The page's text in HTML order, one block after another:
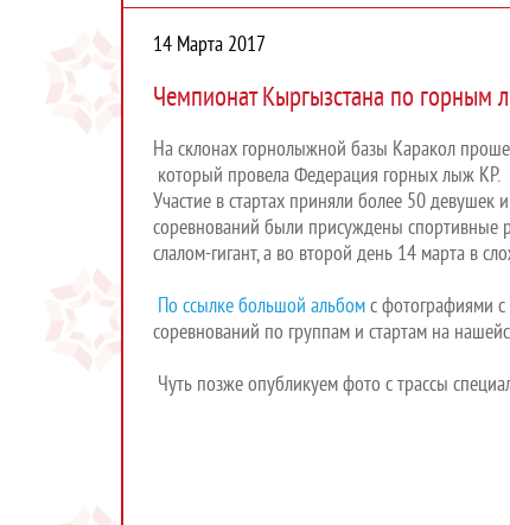
14 Марта 2017
Чемпионат Кыргызстана по горным
На склонах горнолыжной базы Каракол
который провела Федерация горных лыж КР.
Участие в стартах приняли более 50
соревнований были присуждены спортивные
слалом-гигант, а во второй день 14 марта в
По ссылке большой альбом с фотографиями с
соревнований по группам и стартам на
Чуть позже опубликуем фото с трассы